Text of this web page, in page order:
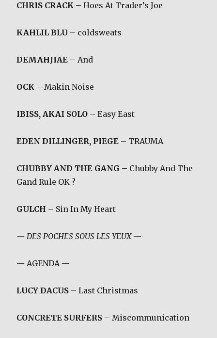
CHRIS CRACK – Hoes At Trader’s Joe
KAHLIL BLU – coldsweats
DEMAHJIAE – And
OCK – Makin Noise
IBISS, AKAI SOLO – Easy East
EDEN DILLINGER, PIEGE – TRAUMA
CHUBBY AND THE GANG – Chubby And The
Gand Rule OK ?
GULCH – Sin In My Heart
— DES POCHES SOUS LES YEUX —
— AGENDA —
LUCY DACUS – Last Christmas
CONCRETE SURFERS – Miscommunication